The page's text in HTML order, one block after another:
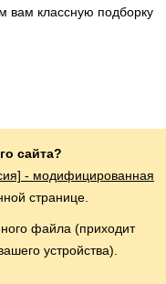
вам классную подборку
сайта?
- модифицированная
странице.
файла (приходит
устройства).